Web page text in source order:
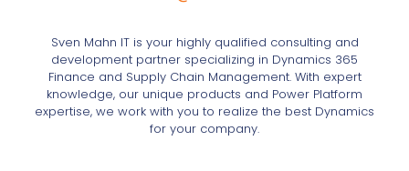
Sven Mahn IT is your highly qualified consulting and
development partner specializing in Dynamics 365
Finance and Supply Chain Management. With expert
knowledge, our unique products and Power Platform
expertise, we work with you to realize the best Dynamics
for your company.